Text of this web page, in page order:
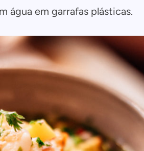
água em garrafas plásticas.